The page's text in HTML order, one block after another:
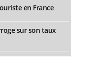
en France
sur son taux